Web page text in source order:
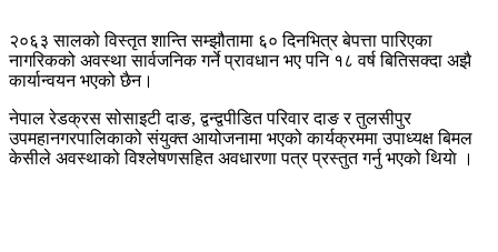
२०६३ सालको विस्तृत शान्ति सम्झौतामा ६० दिनभित्र बेपत्ता पारिएका
नागरिकको अवस्था सार्वजनिक गर्ने प्रावधान भए पनि १८ वर्ष बितिसक्दा अझै
कार्यान्वयन भएको छैन।
नेपाल रेडक्रस सोसाइटी दाङ, द्वन्द्वपीडित परिवार दाङ र तुलसीपुर
उपमहानगरपालिकाको संयुक्त आयोजनामा भएको कार्यक्रममा उपाध्यक्ष बिमल
केसीले अवस्थाको विश्लेषणसहित अवधारणा पत्र प्रस्तुत गर्नु भएको थियाे ।